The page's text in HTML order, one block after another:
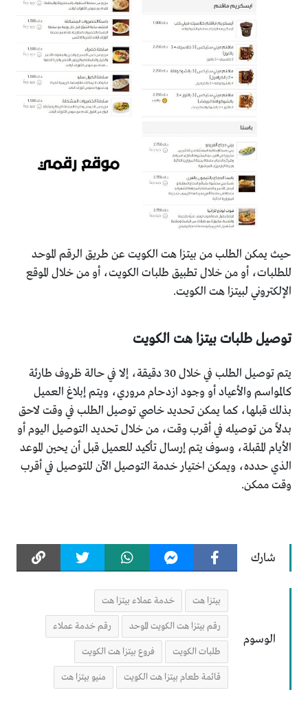
حيث يمكن الطلب من بيتزا هت الكويت عن طريق الرقم الموحد
للطلبات، أو من خلال تطبيق طلبات الكويت، أو من خلال الموقع
الإلكتروني لبيتزا هت الكويت.
توصيل طلبات بيتزا هت الكويت
يتم توصيل الطلب في خلال 30 دقيقة، إلا في حالة ظروف طارئة
كالمواسم والأعياد أو وجود ازدحام مروري، ويتم إبلاغ العميل
بذلك قبلها، كما يمكن تحديد خاصي توصيل الطلب في وقت لاحق
بدلاً من توصيله في أقرب وقت، من خلال تحديد التوصيل اليوم أو
الأيام المقبلة، وسوف يتم إرسال تأكيد للعميل قبل أن يحين الموعد
الذي حدده، ويمكن اختيار خدمة التوصيل الآن للتوصيل في أقرب
وقت ممكن.
شارك
الوسوم
بيتزا هت خدمة عملاء بيتزا هت
رقم بيتزا هت الكويت الموحد رقم خدمة عملاء
طلبات الكويت فروع بيتزا هت الكويت
قائمة طعام بيتزا هت الكويت منيو بيتزا هت